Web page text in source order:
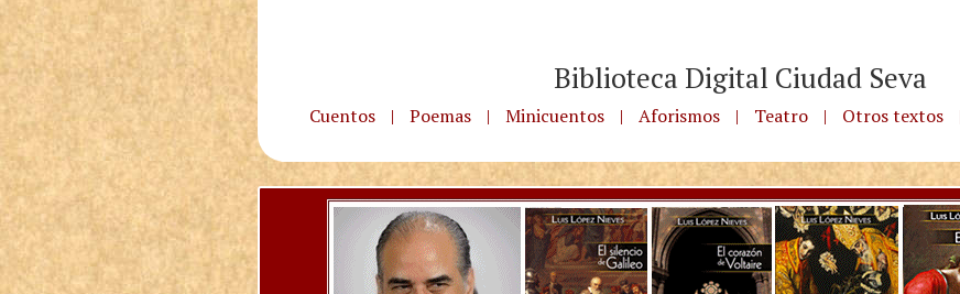
Biblioteca Digital Ciudad Seva
Cuentos | Poemas | Minicuentos | Aforismos | Teatro | Otros textos